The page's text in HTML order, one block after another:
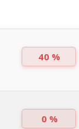
40 %
0 %